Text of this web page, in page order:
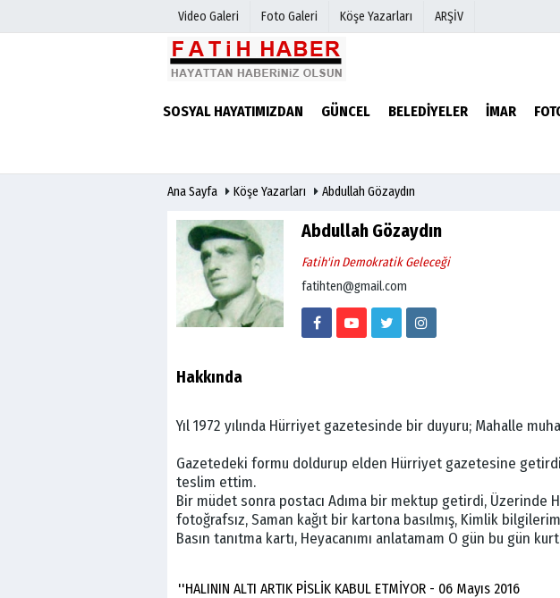
Video Galeri Foto Galeri Köşe Yazarları ARŞİV
SOSYAL HAYATIMIZDAN GÜNCEL BELEDİYELER İMAR
Biyografiler
Ana Sayfa Köşe Yazarları Abdullah Gözaydın
Abdullah Gözaydın
Fatih'in Demokratik Geleceği
fatihten@gmail.com
Hakkında
Yıl 1972 yılında Hürriyet gazetesinde bir duyuru; Mahalle
Gazetedeki formu doldurup elden Hürriyet gazetesine
teslim ettim.
Bir müdet sonra postacı Adıma bir mektup getirdi, Üzerinde
fotoğrafsız, Saman kağıt bir kartona basılmış, Kimlik
Basın tanıtma kartı, Heyacanımı anlatamam O gün bu gün
''HALININ ALTI ARTIK PİSLİK KABUL ETMİYOR - 06 Mayıs 2016